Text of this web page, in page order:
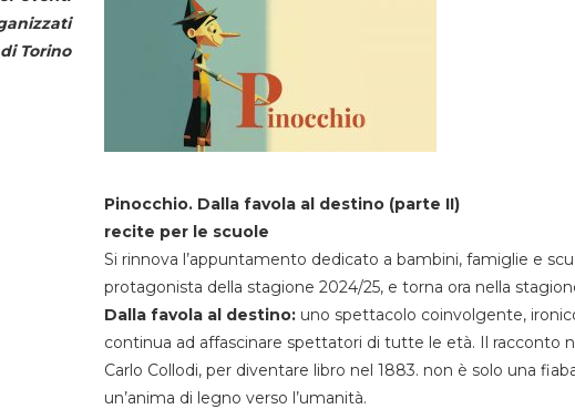
Torino
Pinocchio. Dalla favola al destino (parte II)
recite per le scuole
Si rinnova l’appuntamento dedicato a bambini, famiglie e
protagonista della stagione 2024/25, e torna ora nella
Dalla favola al destino:uno spettacolo coinvolgente,
continua ad affascinare spettatori di tutte le età. Il racconto
Carlo Collodi, per diventare libro nel 1883. non è solo una
un’anima di legno verso l’umanità.